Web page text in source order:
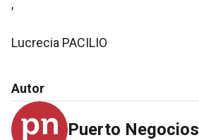
,
Lucrecia PACILIO
Autor
Puerto Negocios